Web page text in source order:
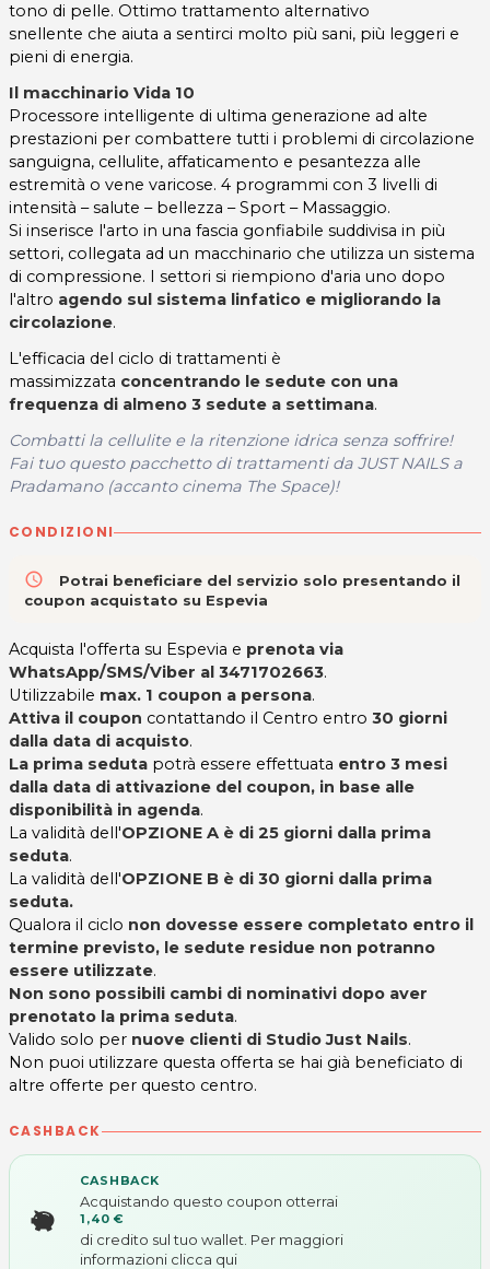
tono di pelle. Ottimo trattamento alternativo
snellente che aiuta a sentirci molto più sani, più leggeri e
pieni di energia.
Il macchinario Vida 10
Processore intelligente di ultima generazione ad alte
prestazioni per combattere tutti i problemi di circolazione
sanguigna, cellulite, affaticamento e pesantezza alle
estremità o vene varicose. 4 programmi con 3 livelli di
intensità – salute – bellezza – Sport – Massaggio.
Si inserisce l'arto in una fascia gonfiabile suddivisa in più
settori, collegata ad un macchinario che utilizza un sistema
di compressione. I settori si riempiono d'aria uno dopo
l'altro agendo sul sistema linfatico e migliorando la
circolazione.
L'efficacia del ciclo di trattamenti è
massimizzata concentrando le sedute con una
frequenza di almeno 3 sedute a settimana.
Combatti la cellulite e la ritenzione idrica senza soffrire!
Fai tuo questo pacchetto di trattamenti da JUST NAILS a
Pradamano (accanto cinema The Space)!
CONDIZIONI
access_time
Potrai beneficiare del servizio solo presentando il
coupon acquistato su Espevia
Acquista l'offerta su Espevia e prenota via
WhatsApp/SMS/Viber al 3471702663.
Utilizzabile max. 1 coupon a persona.
Attiva il coupon contattando il Centro entro 30 giorni
dalla data di acquisto.
La prima seduta potrà essere effettuata entro 3 mesi
dalla data di attivazione del coupon, in base alle
disponibilità in agenda.
La validità dell'OPZIONE A è di 25 giorni dalla prima
seduta.
La validità dell'OPZIONE B è di 30 giorni dalla prima
seduta.
Qualora il ciclo non dovesse essere completato entro il
termine previsto, le sedute residue non potranno
essere utilizzate.
Non sono possibili cambi di nominativi dopo aver
prenotato la prima seduta.
Valido solo per nuove clienti di Studio Just Nails.
Non puoi utilizzare questa offerta se hai già beneficiato di
altre offerte per questo centro.
CASHBACK
CASHBACK
Acquistando questo coupon otterrai
1,40 €
di credito sul tuo wallet. Per maggiori
informazioni clicca qui